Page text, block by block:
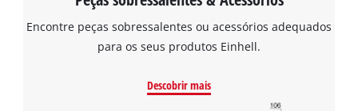
Encontre peças sobressalentes ou acessórios adequados
para os seus produtos Einhell.
Descobrir mais